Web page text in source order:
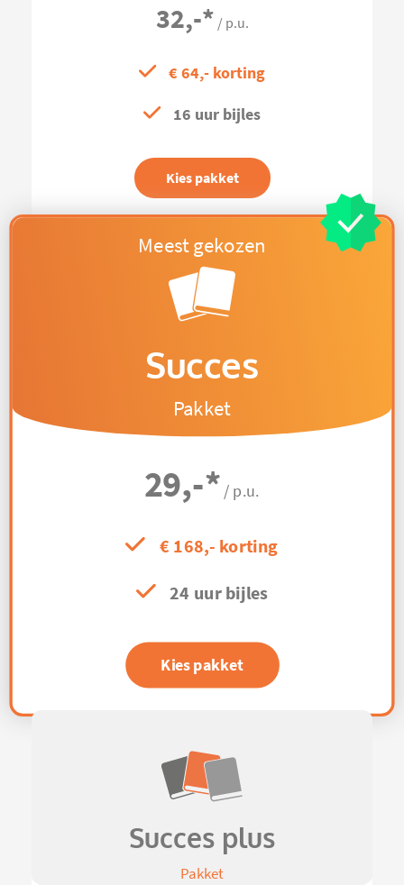
32,-* / p.u.
€ 64,- korting
16 uur bijles
Kies pakket
Succes
Pakket
29,-* / p.u.
€ 168,- korting
24 uur bijles
Kies pakket
Succes plus
Pakket